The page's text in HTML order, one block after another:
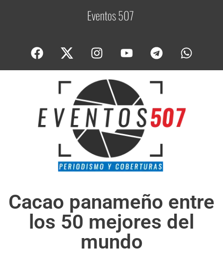
Eventos 507C
Cacao panameño entre
los 50 mejores del
mundo